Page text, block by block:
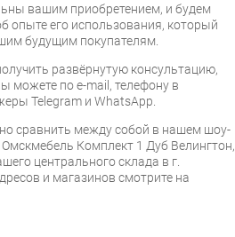
вашим приобретением, и будем
опыте его использования, который
будущим покупателям.
развёрнутую консультацию,
можете по e-mail, телефону в
Telegram и WhatsApp.
сравнить между собой в нашем шоу-
Комплект 1 Дуб Велингтон,
центрального склада в г.
и магазинов смотрите на